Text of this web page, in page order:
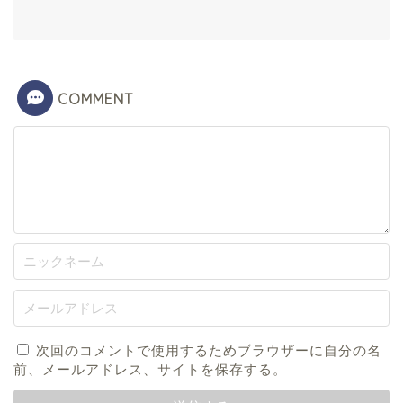
COMMENT
次回のコメントで使用するためブラウザーに自分の名
前、メールアドレス、サイトを保存する。